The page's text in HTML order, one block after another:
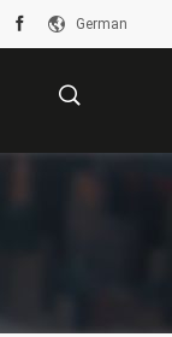
German